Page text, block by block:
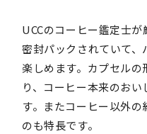
UCCのコーヒー鑑定士
密封パックされていて、
楽しめます。カプセル
り、コーヒー本来のお
す。またコーヒー以外
のも特長です。